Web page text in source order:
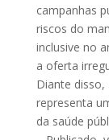
campanhas
riscos do
inclusive no
a oferta
Diante
representa
da saúde